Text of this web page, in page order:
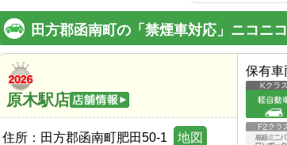
田方郡函南町の「禁煙車対応」ニコニ
原木駅店
住所： 田方郡函南町肥田50-1 地図
保有車